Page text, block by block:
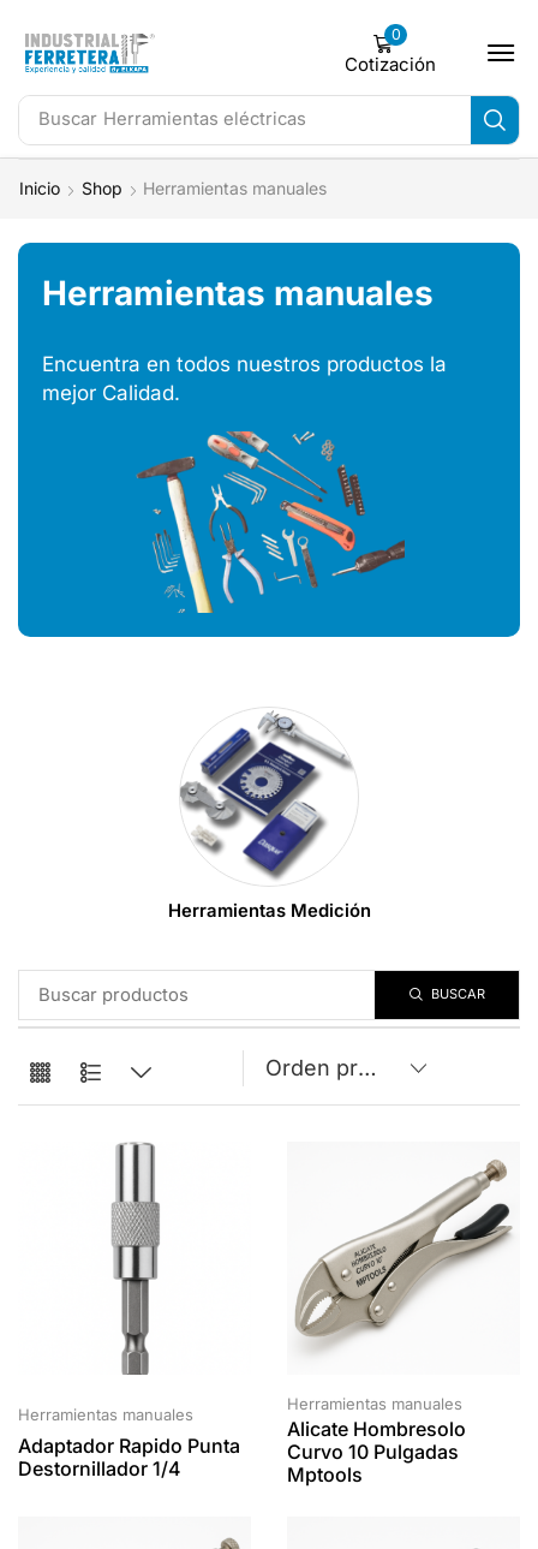
Buscar Herramientas eléctricas
0
Cotización
Inicio Shop Herramientas manuales
Herramientas manuales
Encuentra en todos nuestros productos la
mejor Calidad.
Herramientas Medición
BUSCAR
Herramientas manuales
Adaptador Rapido Punta
Destornillador 1/4
Herramientas manuales
Alicate Hombresolo
Curvo 10 Pulgadas
Mptools